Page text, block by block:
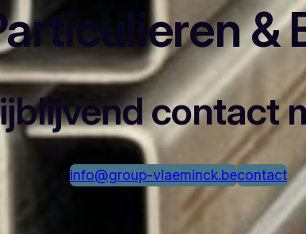
&
contact
info@group-vlaeminck.becontact